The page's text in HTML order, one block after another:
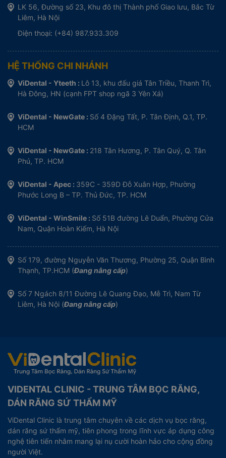
LK 56, Đường số 23, Khu đô thị Thành phố Giao lưu, Bắc Từ
Liêm, Hà Nội
Điện thoại: (+84) 987.933.309
HỆ THỐNG CHI NHÁNH
ViDental - Yteeth : Lô 13, khu đấu giá Tân Triều, Thanh Trì,
Hà Đông, HN (cạnh FPT shop ngã 3 Yên Xá)
ViDental - NewGate : Số 4 Đặng Tất, P. Tân Định, Q.1, TP.
HCM
ViDental - NewGate : 218 Tân Hương, P. Tân Quý, Q. Tân
Phú, TP. HCM
ViDental - Apec : 359C - 359D Đỗ Xuân Hợp, Phường
Phước Long B – TP. Thủ Đức, TP. HCM
ViDental - WinSmile : Số 51B đường Lê Duẩn, Phường Cửa
Nam, Quận Hoàn Kiếm, Hà Nội
Số 179, đường Nguyễn Văn Thương, Phường 25, Quận Bình
Thạnh, TP.HCM (Đang nâng cấp)
Số 7 Ngách 8/11 Đường Lê Quang Đạo, Mễ Trì, Nam Từ
Liêm, Hà Nội (Đang nâng cấp)
VIDENTAL CLINIC - TRUNG TÂM BỌC RĂNG,
DÁN RĂNG SỨ THẨM MỸ
ViDental Clinic là trung tâm chuyên về các dịch vụ bọc răng,
dán răng sứ thẩm mỹ, tiên phong trong lĩnh vực áp dụng công
nghệ tiên tiến nhằm mang lại nụ cười hoàn hảo cho cộng đồng
người Việt.